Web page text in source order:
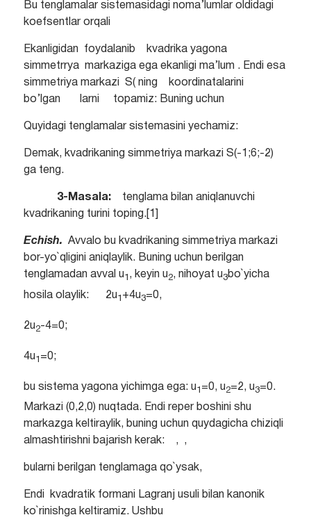
Bu tenglamalar sistemasidagi noma’lumlar oldidagi
koefsentlar orqali
Ekanligidan foydalanib kvadrika yagona
simmetrrya markaziga ega ekanligi ma’lum . Endi esa
simmetriya markazi S( ning koordinatalarini
bo’lgan larni topamiz: Buning uchun
Quyidagi tenglamalar sistemasini yechamiz:
Demak, kvadrikaning simmetriya markazi S(-1;6;-2)
ga teng.
3-Masala:
tenglama bilan aniqlanuvchi
kvadrikaning turini toping.[1]
Echish.
Avvalo bu kvadrikaning simmetriya markazi
bor-yo`qligini aniqlaylik. Buning uchun berilgan
tenglamadan avval u 1 , keyin u 2, nihoyat u 3bo`yicha
hosila olaylik: 2u1 +4u3=0,
2u2-4=0;
4u 1 =0;
bu sistema yagona yichimga ega: u 1 =0, u 2=2, u 3=0.
Markazi (0,2,0) nuqtada. Endi reper boshini shu
markazga keltiraylik, buning uchun quydagicha chiziqli
almashtirishni bajarish kerak: , ,
bularni berilgan tenglamaga qo`ysak,
Endi kvadratik formani Lagranj usuli bilan kanonik
ko`rinishga keltiramiz. Ushbu